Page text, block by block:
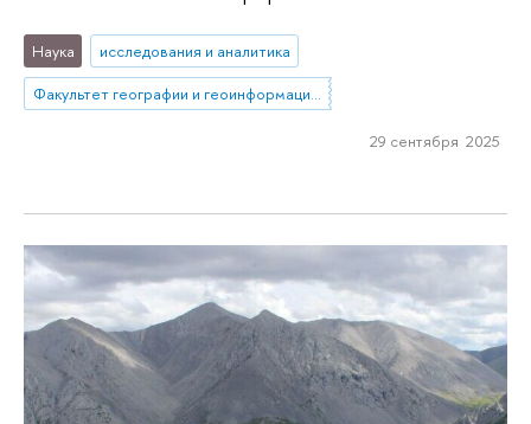
Наука
исследования и аналитика
Факультет географии и геоинформационных технологий
29 сентября 2025